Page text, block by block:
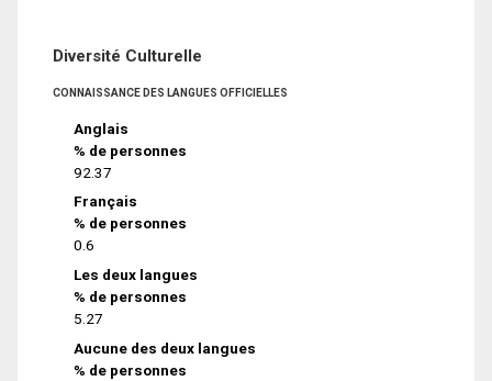
Diversité Culturelle
CONNAISSANCE DES LANGUES OFFICIELLES
Anglais
% de personnes
92.37
Français
% de personnes
0.6
Les deux langues
% de personnes
5.27
Aucune des deux langues
% de personnes